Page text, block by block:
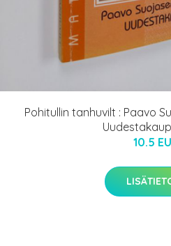
Pohitullin tanhuvilt : Paavo
10.5